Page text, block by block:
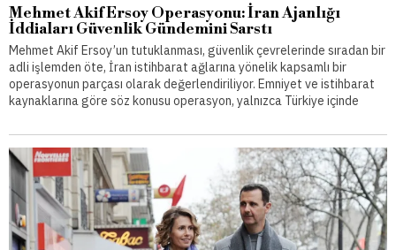
Mehmet Akif Ersoy Operasyonu: İran Ajanlığı
İddiaları Güvenlik Gündemini Sarstı
Mehmet Akif Ersoy’un tutuklanması, güvenlik çevrelerinde sıradan bir
adli işlemden öte, İran istihbarat ağlarına yönelik kapsamlı bir
operasyonun parçası olarak değerlendiriliyor. Emniyet ve istihbarat
kaynaklarına göre söz konusu operasyon, yalnızca Türkiye içinde